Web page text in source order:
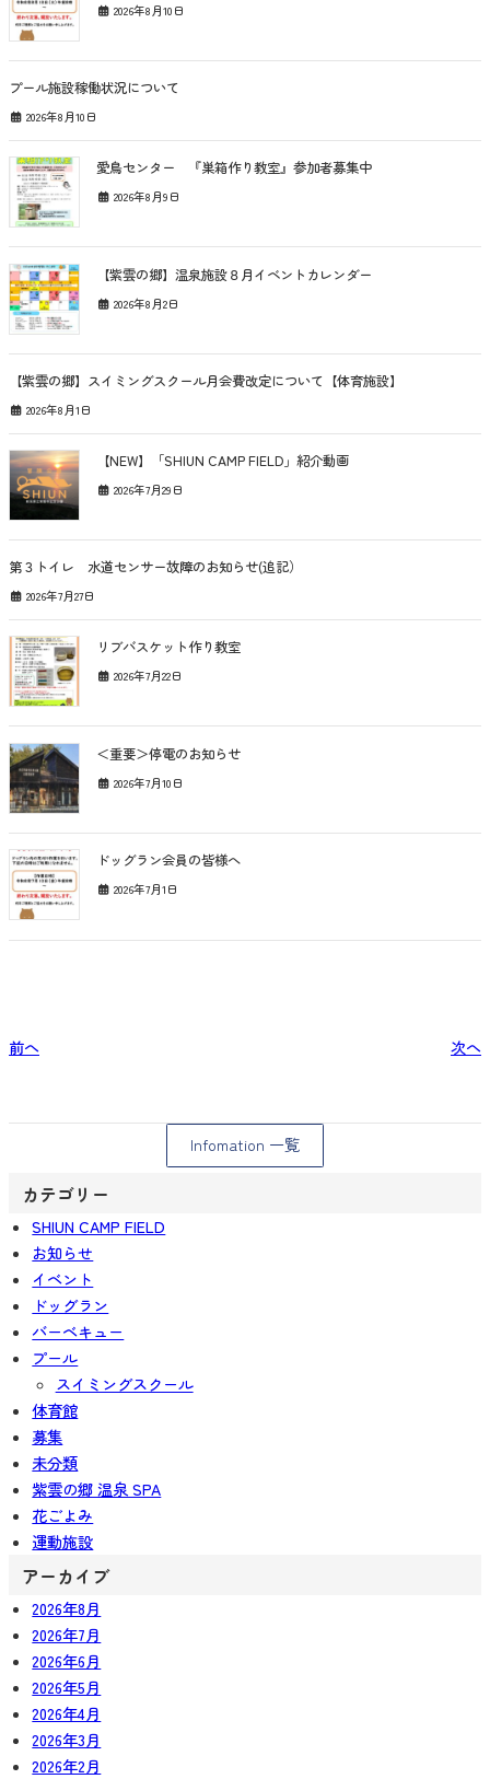
2026年8月10日
プール施設稼働状況について
2026年8月10日
愛鳥センター 『巣箱作り教室』参加者募集中
2026年8月9日
【紫雲の郷】温泉施設８月イベントカレンダー
2026年8月2日
【紫雲の郷】スイミングスクール月会費改定について【体育施設】
2026年8月1日
【NEW】「SHIUN CAMP FIELD」紹介動画
2026年7月29日
第３トイレ 水道センサー故障のお知らせ(追記）
2026年7月27日
リブバスケット作り教室
2026年7月22日
＜重要＞停電のお知らせ
2026年7月10日
ドッグラン会員の皆様へ
2026年7月1日
前へ 次へ
Infomation 一覧
カテゴリー
SHIUN CAMP FIELD
お知らせ
イベント
ドッグラン
バーベキュー
プール
スイミングスクール
体育館
募集
未分類
紫雲の郷 温泉 SPA
花ごよみ
運動施設
アーカイブ
2026年8月
2026年7月
2026年6月
2026年5月
2026年4月
2026年3月
2026年2月